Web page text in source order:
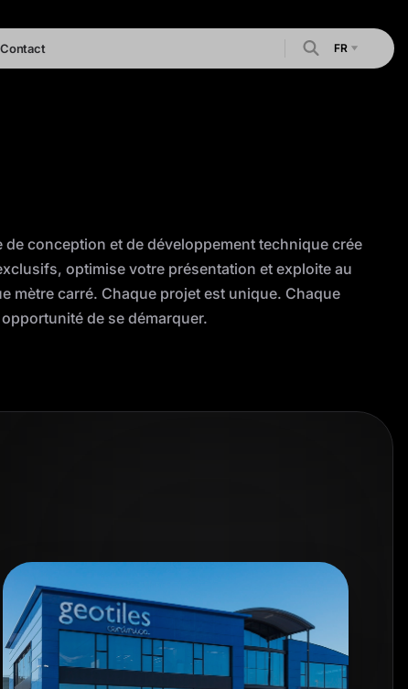
Contact FR
de conception et de développement technique crée
optimise votre présentation et exploite au
mètre carré. Chaque projet est unique. Chaque
de se démarquer.